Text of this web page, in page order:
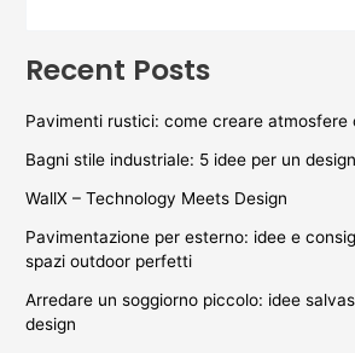
Recent Posts
Pavimenti rustici: come creare atmosfere
Bagni stile industriale: 5 idee per un
WallX – Technology Meets Design
Pavimentazione per esterno: idee e
spazi outdoor perfetti
Arredare un soggiorno piccolo: idee
design